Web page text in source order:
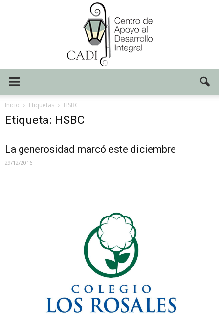
Inicio Etiquetas HSBC
Etiqueta: HSBC
La generosidad marcó este diciembre
29/12/2016